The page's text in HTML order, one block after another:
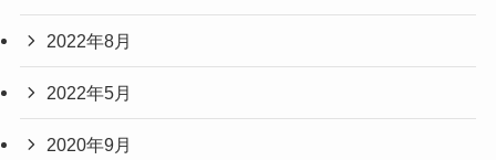
2022年8月
2022年5月
2020年9月